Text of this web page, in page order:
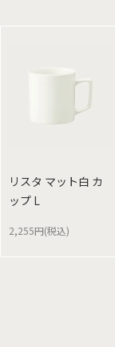
リスタ マット白 カ
ップ L
2,255円(税込)